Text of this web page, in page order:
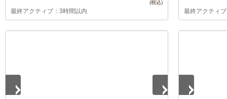
最終アクティブ：3時間以内 最終アクティ